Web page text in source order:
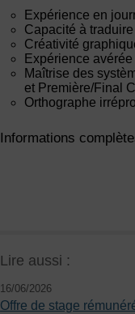
Expérience en
Capacité à
Créativité
Expérience
Maîtrise des
et Première/Final
Orthographe
Informations
Lire aussi :
16/06/2026
Offre de stage